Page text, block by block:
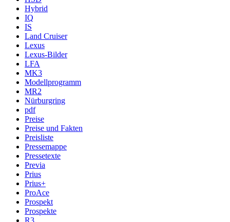
Hybrid
IQ
IS
Land Cruiser
Lexus
Lexus-Bilder
LFA
MK3
Modellprogramm
MR2
Nürburgring
pdf
Preise
Preise und Fakten
Preisliste
Pressemappe
Pressetexte
Previa
Prius
Prius+
ProAce
Prospekt
Prospekte
R3